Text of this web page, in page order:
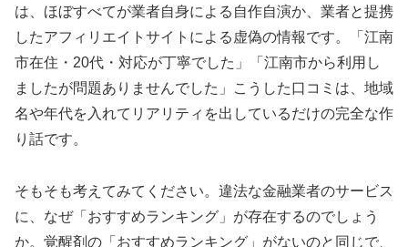
は、ほぼすべてが業者自身による自作自演か、業者と提携
したアフィリエイトサイトによる虚偽の情報です。「江南
市在住・20代・対応が丁寧でした」「江南市から利用し
ましたが問題ありませんでした」こうした口コミは、地域
名や年代を入れてリアリティを出しているだけの完全な作
り話です。
そもそも考えてみてください。違法な金融業者のサービス
に、なぜ「おすすめランキング」が存在するのでしょう
か。覚醒剤の「おすすめランキング」がないのと同じで、